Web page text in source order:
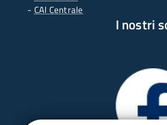
- CAI Centrale
I nostri